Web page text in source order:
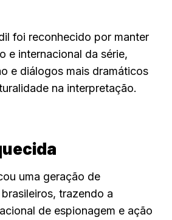
foi reconhecido por manter
e internacional da série,
e diálogos mais dramáticos
na interpretação.
uma geração de
trazendo a
de espionagem e ação